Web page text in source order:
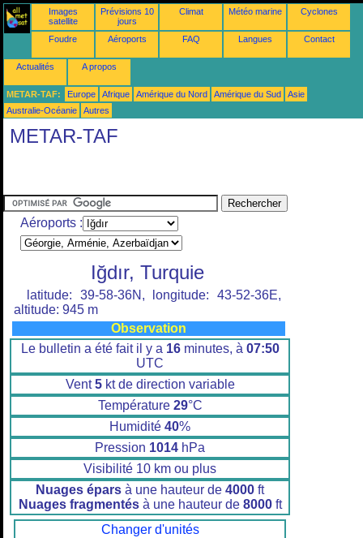
Images
satellite
Prévisions 10
jours
Climat Météo marine Cyclones
Foudre Aéroports FAQ Langues Contact
Actualités A propos
METAR-TAF: Europe Afrique Amérique du Nord Amérique du Sud
Asie
Australie-Océanie
Autres
METAR-TAF
Aéroports :
Iğdır, Turquie
latitude: 39-58-36N, longitude: 43-52-36E,
altitude: 945 m
Observation
Le bulletin a été fait il y a 16minutes, à 07:50
UTC
Vent5kt de direction variable
Température 29°C
Humidité 40%
Pression 1014 hPa
Visibilité 10 km ou plus
Nuages épars à une hauteur de 4000 ft
Nuages fragmentésà une hauteur de 8000ft
Changer d'unités